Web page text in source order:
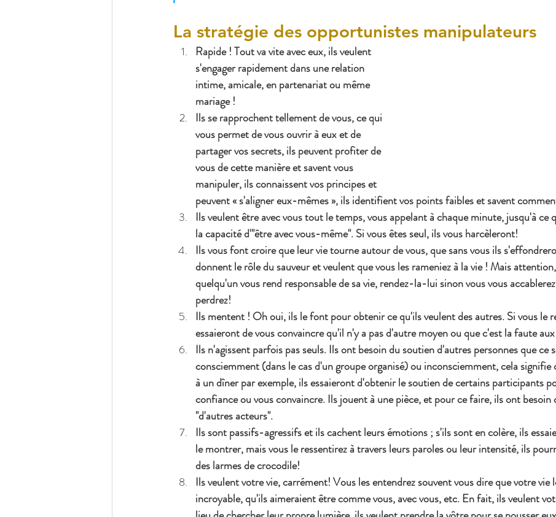
La stratégie des opportunistes manipulateurs
Rapide ! Tout va vite avec eux, ils veulent
s'engager rapidement dans une relation
intime, amicale, en partenariat ou même
mariage !
Ils se rapprochent tellement de vous, ce qui
vous permet de vous ouvrir à eux et de
partager vos secrets, ils peuvent profiter de
vous de cette manière et savent vous
manipuler, ils connaissent vos principes et
peuvent « s'aligner eux-mêmes », ils identifient vos points faibles et savent
Ils veulent être avec vous tout le temps, vous appelant à chaque minute, jusqu'à ce
la capacité d'"être avec vous-même". Si vous êtes seul, ils vous harcèleront!
Ils vous font croire que leur vie tourne autour de vous, que sans vous ils
donnent le rôle du sauveur et veulent que vous les rameniez à la vie ! Mais
quelqu'un vous rend responsable de sa vie, rendez-la-lui sinon vous vous
perdrez!
Ils mentent ! Oh oui, ils le font pour obtenir ce qu'ils veulent des autres. Si vous le
essaieront de vous convaincre qu'il n'y a pas d'autre moyen ou que c'est la faute
Ils n'agissent parfois pas seuls. Ils ont besoin du soutien d'autres personnes que ce
consciemment (dans le cas d'un groupe organisé) ou inconsciemment, cela signifie
à un dîner par exemple, ils essaieront d'obtenir le soutien de certains participants
confiance ou vous convaincre. Ils jouent à une pièce, et pour ce faire, ils ont besoin
"d'autres acteurs".
Ils sont passifs-agressifs et ils cachent leurs émotions ; s'ils sont en colère, ils
le montrer, mais vous le ressentirez à travers leurs paroles ou leur intensité, ils
des larmes de crocodile!
Ils veulent votre vie, carrément! Vous les entendrez souvent vous dire que votre vie
incroyable, qu'ils aimeraient être comme vous, avec vous, etc. En fait, ils veulent